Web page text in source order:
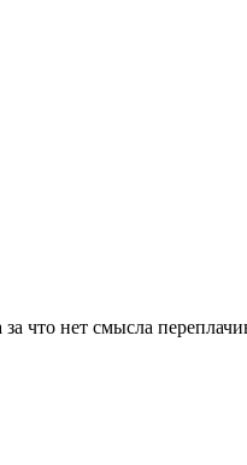
что нет смысла